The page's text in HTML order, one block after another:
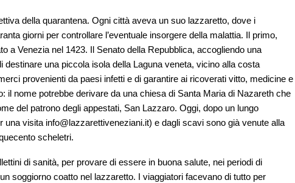
della quarantena. Ogni città aveva un suo lazzaretto, dove i
giorni per controllare l’eventuale insorgere della malattia. Il primo,
a Venezia nel 1423. Il Senato della Repubblica, accogliendo una
destinare una piccola isola della Laguna veneta, vicino alla costa
provenienti da paesi infetti e di garantire ai ricoverati vitto, medicine e
il nome potrebbe derivare da una chiesa di Santa Maria di Nazareth che
del patrono degli appestati, San Lazzaro. Oggi, dopo un lungo
una visita info@lazzarettiveneziani.it) e dagli scavi sono già venute alla
scheletri.
di sanità, per provare di essere in buona salute, nei periodi di
soggiorno coatto nel lazzaretto. I viaggiatori facevano di tutto per